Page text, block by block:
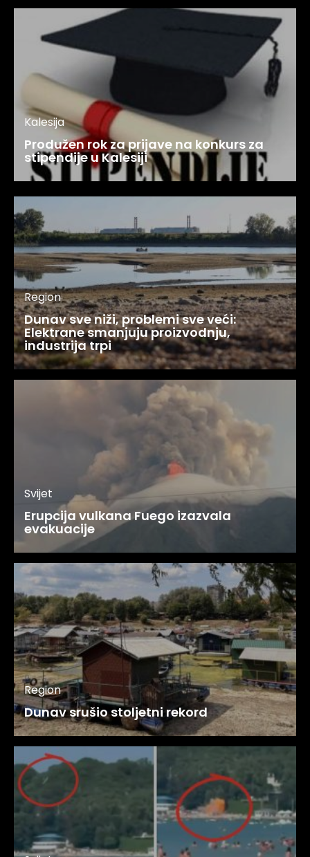
Kalesija
Produžen rok za prijave na konkurs za
stipendije u Kalesiji
Region
Dunav sve niži, problemi sve veći:
Elektrane smanjuju proizvodnju,
industrija trpi
Svijet
Erupcija vulkana Fuego izazvala
evakuacije
Region
Dunav srušio stoljetni rekord